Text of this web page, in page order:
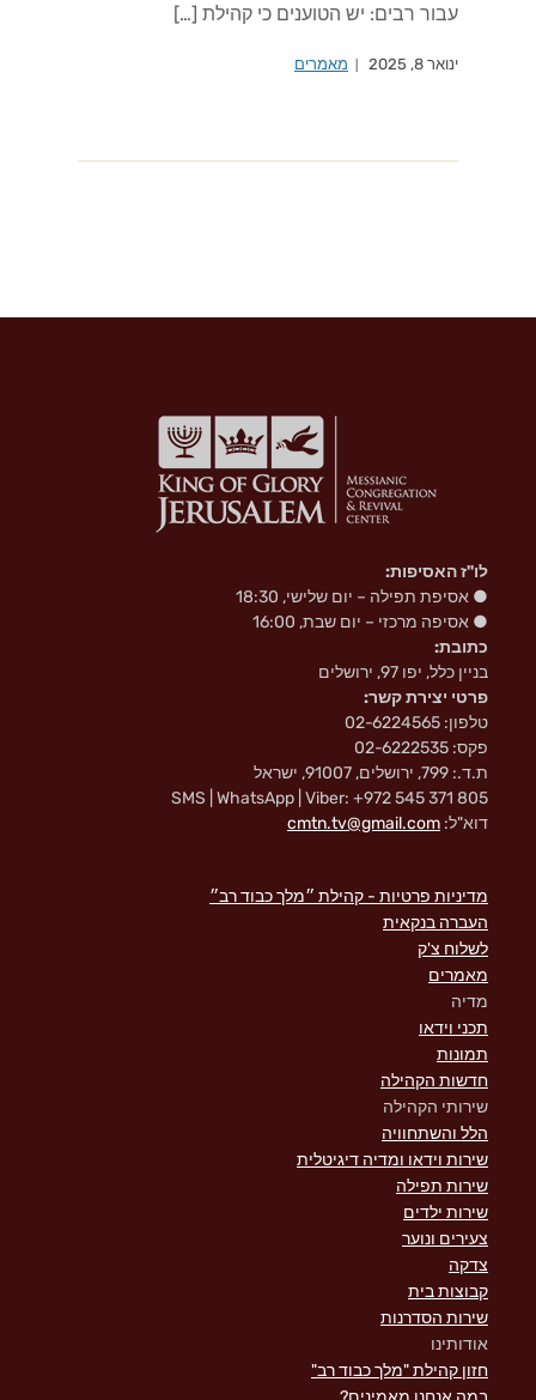
עבור רבים: יש הטוענים כי קהילת […]
ינואר 8, 2025 מאמרים
לו"ז האסיפות:
● אסיפת תפילה – יום שלישי, 18:30
● אסיפה מרכזי – יום שבת, 16:00
כתובת:
בניין כלל, יפו 97, ירושלים
פרטי יצירת קשר:
טלפון: 02-6224565
פקס: 02-6222535
ת.ד.: 799, ירושלים, 91007, ישראל
SMS | WhatsApp | Viber: +972 545 371 805
דוא"ל: cmtn.tv@gmail.com
מדיניות פרטיות - קהילת ״מלך כבוד רב״
העברה בנקאית
לשלוח צ'ק
מאמרים
מדיה
תכני וידאו
תמונות
חדשות הקהילה
שירותי הקהילה
הלל והשתחוויה
שירות וידאו ומדיה דיגיטלית
שירות תפילה
שירות ילדים
צעירים ונוער
צדקה
קבוצות בית
שירות הסדרנות
אודותינו
חזון קהילת "מלך כבוד רב"